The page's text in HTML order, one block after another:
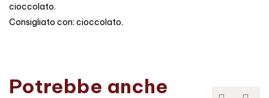
cioccolato.
Consigliato con: cioccolato.
Potrebbe anche